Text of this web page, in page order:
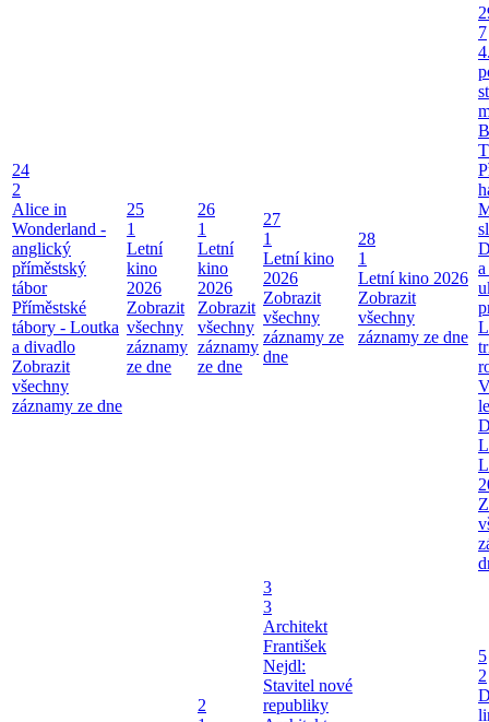
24
2
Alice in
Wonderland -
anglický
příměstský
tábor
Příměstské
tábory - Loutka
a divadlo
Zobrazit
všechny
záznamy ze dne
25
1
Letní
kino
2026
Zobrazit
všechny
záznamy
ze dne
26
1
Letní
kino
2026
Zobrazit
všechny
záznamy
ze dne
27
1
Letní kino
2026
Zobrazit
všechny
záznamy ze
dne
28
1
Letní kino 2026
Zobrazit
všechny
záznamy ze dne
7
2
3
3
Architekt
František
Nejdl:
Stavitel nové
republiky
5
2